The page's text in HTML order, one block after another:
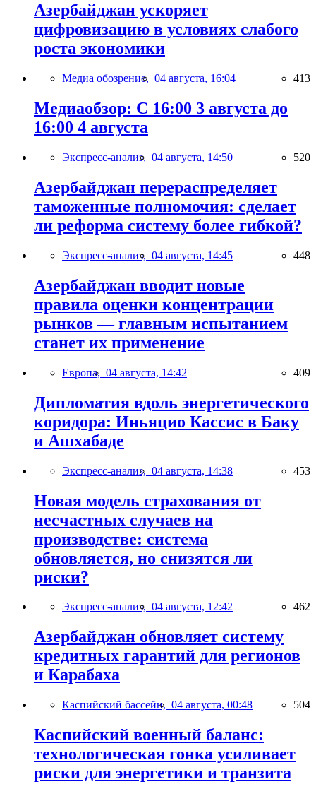
Азербайджан ускоряет
цифровизацию в условиях слабого
роста экономики
Медиа обозрение, 04 августа, 16:04 413
Медиаобзор: С 16:00 3 августа до
16:00 4 августа
Экспресс-анализ, 04 августа, 14:50 520
Азербайджан перераспределяет
таможенные полномочия: сделает
ли реформа систему более гибкой?
Экспресс-анализ, 04 августа, 14:45 448
Азербайджан вводит новые
правила оценки концентрации
рынков — главным испытанием
станет их применение
Европа, 04 августа, 14:42 409
Дипломатия вдоль энергетического
коридора: Иньяцио Кассис в Баку
и Ашхабаде
Экспресс-анализ, 04 августа, 14:38 453
Новая модель страхования от
несчастных случаев на
производстве: система
обновляется, но снизятся ли
риски?
Экспресс-анализ, 04 августа, 12:42 462
Азербайджан обновляет систему
кредитных гарантий для регионов
и Карабаха
Каспийский бассейн, 04 августа, 00:48 504
Каспийский военный баланс:
технологическая гонка усиливает
риски для энергетики и транзита